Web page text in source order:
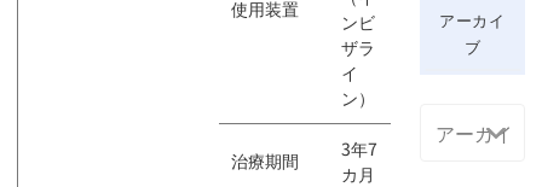
使用装置
ンビ
ザラ
イ
ン）
治療期間
3年7
カ月
アーカイ
ブ